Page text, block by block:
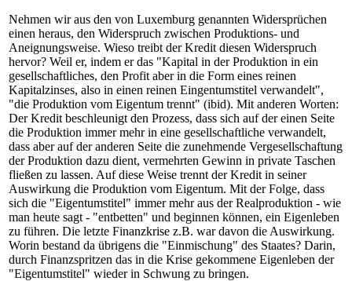
Nehmen wir aus den von Luxemburg genannten Widersprüchen
einen heraus, den Widerspruch zwischen Produktions- und
Aneignungsweise. Wieso treibt der Kredit diesen Widerspruch
hervor? Weil er, indem er das "Kapital in der Produktion in ein
gesellschaftliches, den Profit aber in die Form eines reinen
Kapitalzinses, also in einen reinen Eingentumstitel verwandelt",
"die Produktion vom Eigentum trennt" (ibid). Mit anderen Worten:
Der Kredit beschleunigt den Prozess, dass sich auf der einen Seite
die Produktion immer mehr in eine gesellschaftliche verwandelt,
dass aber auf der anderen Seite die zunehmende Vergesellschaftung
der Produktion dazu dient, vermehrten Gewinn in private Taschen
fließen zu lassen. Auf diese Weise trennt der Kredit in seiner
Auswirkung die Produktion vom Eigentum. Mit der Folge, dass
sich die "Eigentumstitel" immer mehr aus der Realproduktion - wie
man heute sagt - "entbetten" und beginnen können, ein Eigenleben
zu führen. Die letzte Finanzkrise z.B. war davon die Auswirkung.
Worin bestand da übrigens die "Einmischung" des Staates? Darin,
durch Finanzspritzen das in die Krise gekommene Eigenleben der
"Eigentumstitel" wieder in Schwung zu bringen.